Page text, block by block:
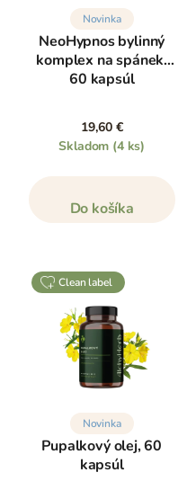
Novinka
NeoHypnos bylinný
komplex na spánek,
60 kapsúl
19,60 €
Skladom (4 ks)
Do košíka
clean label
Novinka
Pupalkový olej, 60
kapsúl